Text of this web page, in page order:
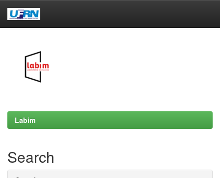
Labim
Search